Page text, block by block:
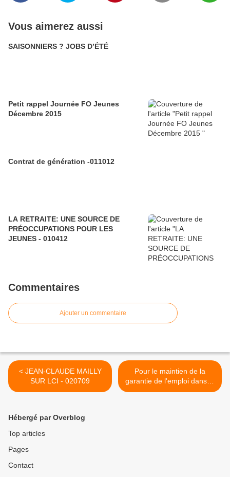
Vous aimerez aussi
SAISONNIERS ? JOBS D’ÉTÉ
Petit rappel Journée FO Jeunes
Décembre 2015
Contrat de génération -011012
LA RETRAITE: UNE SOURCE DE
PRÉOCCUPATIONS POUR LES
JEUNES - 010412
Commentaires
Ajouter un commentaire
< JEAN-CLAUDE MAILLY
SUR LCI - 020709
Pour le maintien de la
garantie de l'emploi dans la
Fonction Publique - 030709
Hébergé par Overblog
Top articles
Pages
Contact